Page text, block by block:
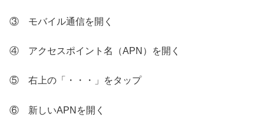
③ モバイル通信を開く
④ アクセスポイント名（APN）を開く
⑤ 右上の「・・・」をタップ
⑥ 新しいAPNを開く